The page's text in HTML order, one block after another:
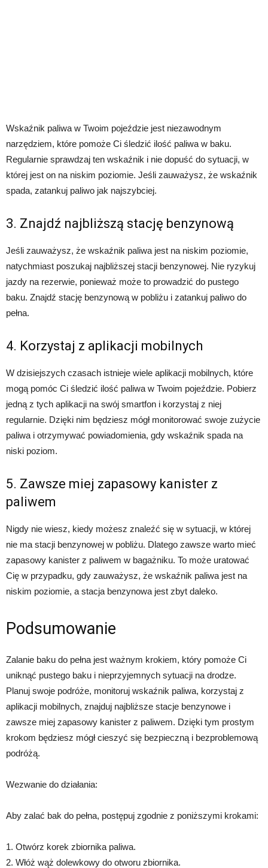
Wskaźnik paliwa w Twoim pojeździe jest niezawodnym
narzędziem, które pomoże Ci śledzić ilość paliwa w baku.
Regularnie sprawdzaj ten wskaźnik i nie dopuść do sytuacji, w
której jest on na niskim poziomie. Jeśli zauważysz, że wskaźnik
spada, zatankuj paliwo jak najszybciej.
3. Znajdź najbliższą stację benzynową
Jeśli zauważysz, że wskaźnik paliwa jest na niskim poziomie,
natychmiast poszukaj najbliższej stacji benzynowej. Nie ryzykuj
jazdy na rezerwie, ponieważ może to prowadzić do pustego
baku. Znajdź stację benzynową w pobliżu i zatankuj paliwo do
pełna.
4. Korzystaj z aplikacji mobilnych
W dzisiejszych czasach istnieje wiele aplikacji mobilnych, które
mogą pomóc Ci śledzić ilość paliwa w Twoim pojeździe. Pobierz
jedną z tych aplikacji na swój smartfon i korzystaj z niej
regularnie. Dzięki nim będziesz mógł monitorować swoje zużycie
paliwa i otrzymywać powiadomienia, gdy wskaźnik spada na
niski poziom.
5. Zawsze miej zapasowy kanister z
paliwem
Nigdy nie wiesz, kiedy możesz znaleźć się w sytuacji, w której
nie ma stacji benzynowej w pobliżu. Dlatego zawsze warto mieć
zapasowy kanister z paliwem w bagażniku. To może uratować
Cię w przypadku, gdy zauważysz, że wskaźnik paliwa jest na
niskim poziomie, a stacja benzynowa jest zbyt daleko.
Podsumowanie
Zalanie baku do pełna jest ważnym krokiem, który pomoże Ci
uniknąć pustego baku i nieprzyjemnych sytuacji na drodze.
Planuj swoje podróże, monitoruj wskaźnik paliwa, korzystaj z
aplikacji mobilnych, znajduj najbliższe stacje benzynowe i
zawsze miej zapasowy kanister z paliwem. Dzięki tym prostym
krokom będziesz mógł cieszyć się bezpieczną i bezproblemową
podróżą.
Wezwanie do działania:
Aby zalać bak do pełna, postępuj zgodnie z poniższymi krokami:
1. Otwórz korek zbiornika paliwa.
2. Włóż wąż dolewkowy do otworu zbiornika.